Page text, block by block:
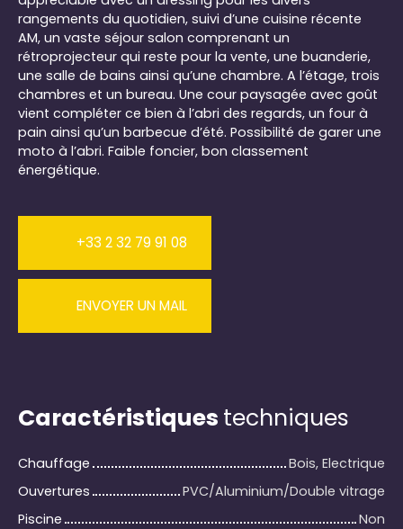
rangements du quotidien, suivi d’une cuisine récente
AM, un vaste séjour salon comprenant un
rétroprojecteur qui reste pour la vente, une buanderie,
une salle de bains ainsi qu’une chambre. A l’étage, trois
chambres et un bureau. Une cour paysagée avec goût
vient compléter ce bien à l’abri des regards, un four à
pain ainsi qu’un barbecue d’été. Possibilité de garer une
moto à l’abri. Faible foncier, bon classement
énergétique.
+33 2 32 79 91 08
ENVOYER UN MAIL
Caractéristiques techniques
Chauffage
Bois, Electrique
Ouvertures
PVC/Aluminium/Double vitrage
Piscine
Non